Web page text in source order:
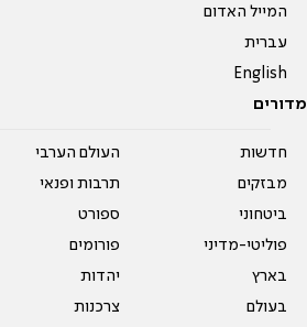
המייל האדום
עברית
English
מדורים
חדשות
מבזקים
ביטחוני
פוליטי-מדיני
בארץ
בעולם
העולם הערבי
תרבות ופנאי
ספורט
פורומים
יהדות
צרכנות